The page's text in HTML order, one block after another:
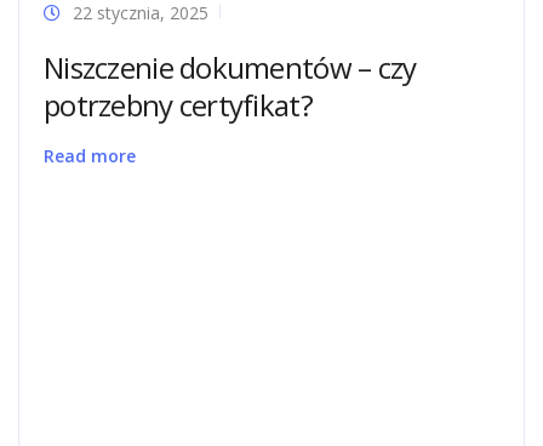
22 stycznia, 2025
Niszczenie dokumentów – czy
potrzebny certyfikat?
Read more